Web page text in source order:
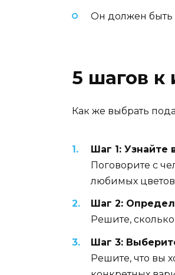
Он должен быть
5 шагов к
Как же выбрать
Шаг 1: Узнайте
Поговорите с
любимых
Шаг 2:
Решите,
Шаг 3:
Решите, что вы